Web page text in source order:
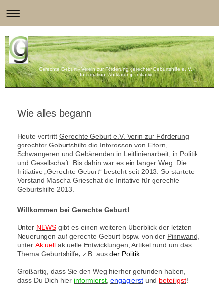
Gerechte Geburt - Verein zur Förderung gerechter Geburtshilfe e. V.
- Information, Aufklärung, Initiative
Wie alles begann
Heute vertritt Gerechte Geburt e.V. Verin zur Förderung
gerechter Geburtshilfe die Interessen von Eltern,
Schwangeren und Gebärenden in Leitlinienarbeit, in Politik
und Gesellschaft. Bis dahin war es ein langer Weg. Die
Initiative „Gerechte Geburt“ besteht seit 2013. So startete
Vorstand Mascha Grieschat die Initative für gerechte
Geburtshilfe 2013.
Willkommen bei Gerechte Geburt!
Unter NEWS gibt es einen weiteren Überblick der letzten
Neuerungen auf gerechte Geburt bspw. von der Pinnwand
unter Aktuell aktuelle Entwicklungen, Artikel rund um das
Thema Geburtshilfe, z.B. aus der Politik
Großartig, dass Sie den Weg hierher gefunden haben,
dass Du Dich hier informierst engagierst und beteiligst!